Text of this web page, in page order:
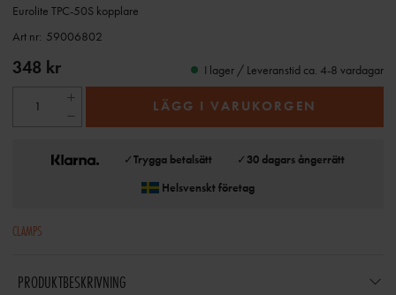
Eurolite TPC-50S kopplare
Art nr: 59006802
348 kr I lager / Leveranstid ca. 4-8 vardagar
LÄGG I VARUKORGEN
✓Trygga betalsätt ✓30 dagars ångerrätt
Helsvenskt företag
CLAMPS
PRODUKTBESKRIVNING